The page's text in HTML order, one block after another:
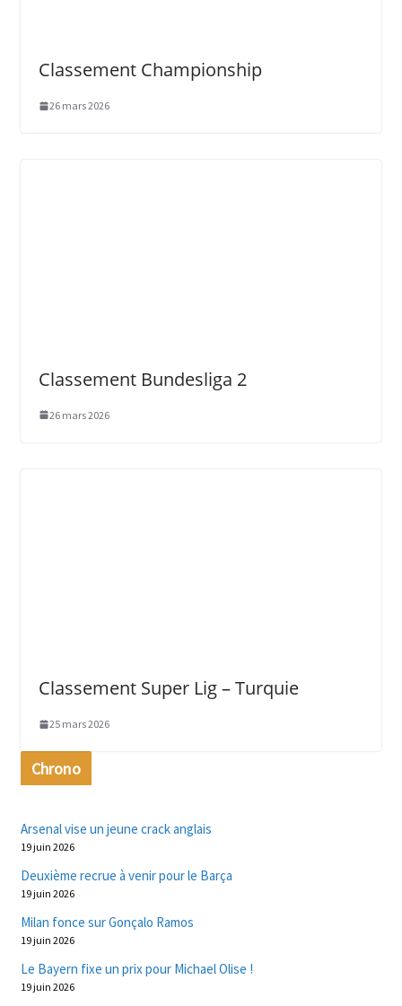
Classement Championship
26 mars 2026
Classement Bundesliga 2
26 mars 2026
Classement Super Lig – Turquie
25 mars 2026
Chrono
Arsenal vise un jeune crack anglais
19 juin 2026
Deuxième recrue à venir pour le Barça
19 juin 2026
Milan fonce sur Gonçalo Ramos
19 juin 2026
Le Bayern fixe un prix pour Michael Olise !
19 juin 2026